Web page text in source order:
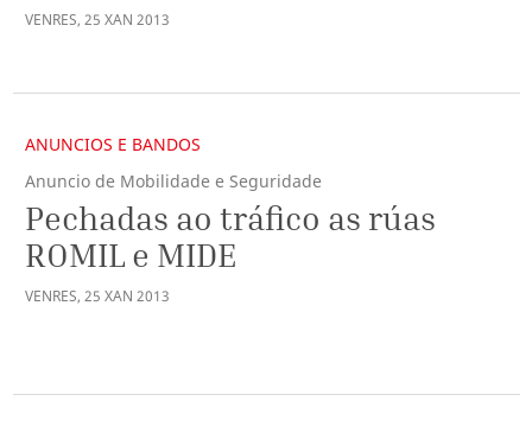
VENRES, 25 XAN 2013
ANUNCIOS E BANDOS
Anuncio de Mobilidade e Seguridade
Pechadas ao tráfico as rúas
ROMIL e MIDE
VENRES, 25 XAN 2013